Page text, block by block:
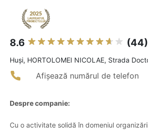
8.6 (44)
Huşi, HORTOLOMEI NICOLAE, Strada
Afișează numărul de telefon
Despre companie:
Cu o activitate solidă în domeniul